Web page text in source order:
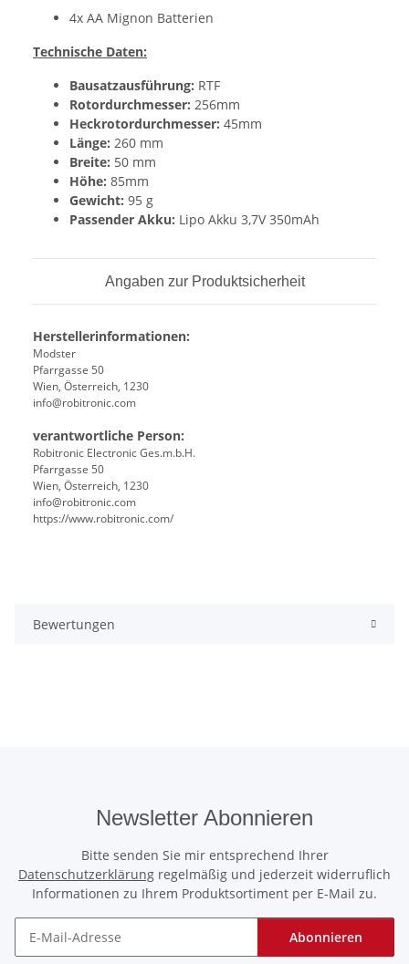
4x AA Mignon Batterien
Technische Daten:
Bausatzausführung: RTF
Rotordurchmesser: 256mm
Heckrotordurchmesser: 45mm
Länge: 260 mm
Breite: 50 mm
Höhe: 85mm
Gewicht: 95 g
Passender Akku: Lipo Akku 3,7V 350mAh
Angaben zur Produktsicherheit
Herstellerinformationen:
Modster
Pfarrgasse 50
Wien, Österreich, 1230
info@robitronic.com
verantwortliche Person:
Robitronic Electronic Ges.m.b.H.
Pfarrgasse 50
Wien, Österreich, 1230
info@robitronic.com
https://www.robitronic.com/
Bewertungen
Newsletter Abonnieren
Bitte senden Sie mir entsprechend Ihrer
Datenschutzerklärung regelmäßig und jederzeit widerruflich
Informationen zu Ihrem Produktsortiment per E-Mail zu.
Abonnieren